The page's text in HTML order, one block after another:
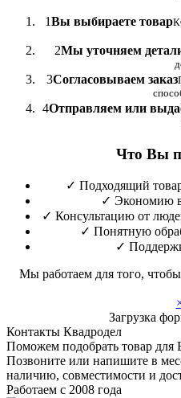
1Вы выбираете товар
2Мы уточняем
3Согласовываем заказ
4Отправляем или
Что Вы
✓ Подходящий
✓ Экономию
✓ Консультацию от
✓ Понятную
✓
Мы работаем для того,
Загрузка
Контакты Квадродел
Поможем подобрать товар для
Позвоните или напишите в
наличию, совместимости и
Работаем с 2008 года